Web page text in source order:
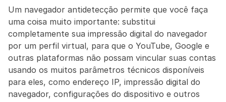
Um navegador antidetecção permite que você faça
uma coisa muito importante: substitui
completamente sua impressão digital do navegador
por um perfil virtual, para que o YouTube, Google e
outras plataformas não possam vincular suas contas
usando os muitos parâmetros técnicos disponíveis
para eles, como endereço IP, impressão digital do
navegador, configurações do dispositivo e outros